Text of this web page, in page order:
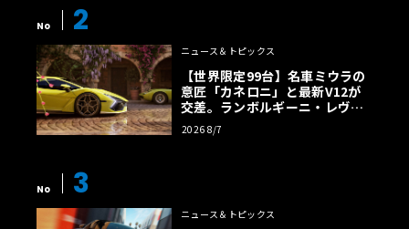
No 2
ニュース＆トピックス
【世界限定99台】名車ミウラの
意匠「カネロニ」と最新V12が
交差。ランボルギーニ・レヴエ
ルトに60周年記念車が登場
2026 8/7
No 3
ニュース＆トピックス